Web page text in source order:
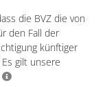
die BVZ die von
den Fall der
künftiger
gilt unsere